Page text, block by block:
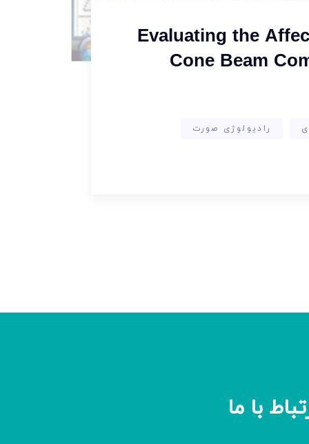
Evaluating the
Cone Beam
رادیولوژی صورت
با ما